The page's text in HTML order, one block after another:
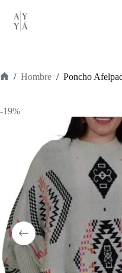
contenido
/ Hombre / Poncho
-19%